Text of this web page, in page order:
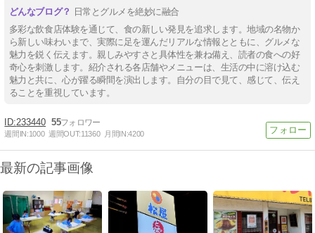
日常とグルメを絶妙に融合
多彩な飲食店体験を通じて、食の新しい発見を追求します。地域の名物か
ら新しい味わいまで、実際に足を運んだリアルな情報とともに、グルメな
魅力を鋭く伝えます。親しみやすさと具体性を兼ね備え、読者の食への好
奇心を刺激します。紹介される各店舗やメニューは、生活の中に溶け込む
魅力と共に、心が躍る瞬間を演出します。自分の目で見て、感じて、伝え
ることを重視しています。
233440 55
週間IN:1000 週間OUT:11360 月間IN:4200
最新の記事画像